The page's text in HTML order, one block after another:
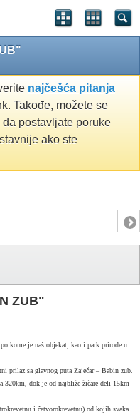
najčešća pitanja
Takođe, možete se
postavljate poruke
ako ste
ZUB"
kome je naš objekat, kao i park prirode u
prilaz sa glavnog puta Zaječar – Babin zub.
320km, dok je od najbliže žičare deli 15km
i četvorokrevetnu) od kojih svaka